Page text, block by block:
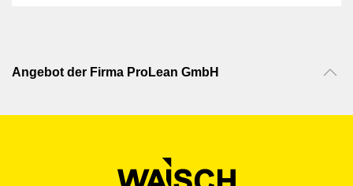
Angebot der Firma ProLean GmbH